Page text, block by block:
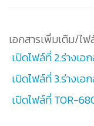
เอกสารเพิ่มเติม/ไ
เปิดไฟล์ที่ 2.ร่างเ
เปิดไฟล์ที่ 3.ร่างเอ
เปิดไฟล์ที่ TOR-